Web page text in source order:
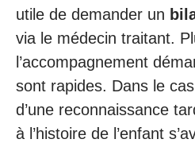
utile de demander un
via le médecin traitant.
l’accompagnement
sont rapides. Dans le cas
d’une reconnaissance
à l’histoire de l’enfant